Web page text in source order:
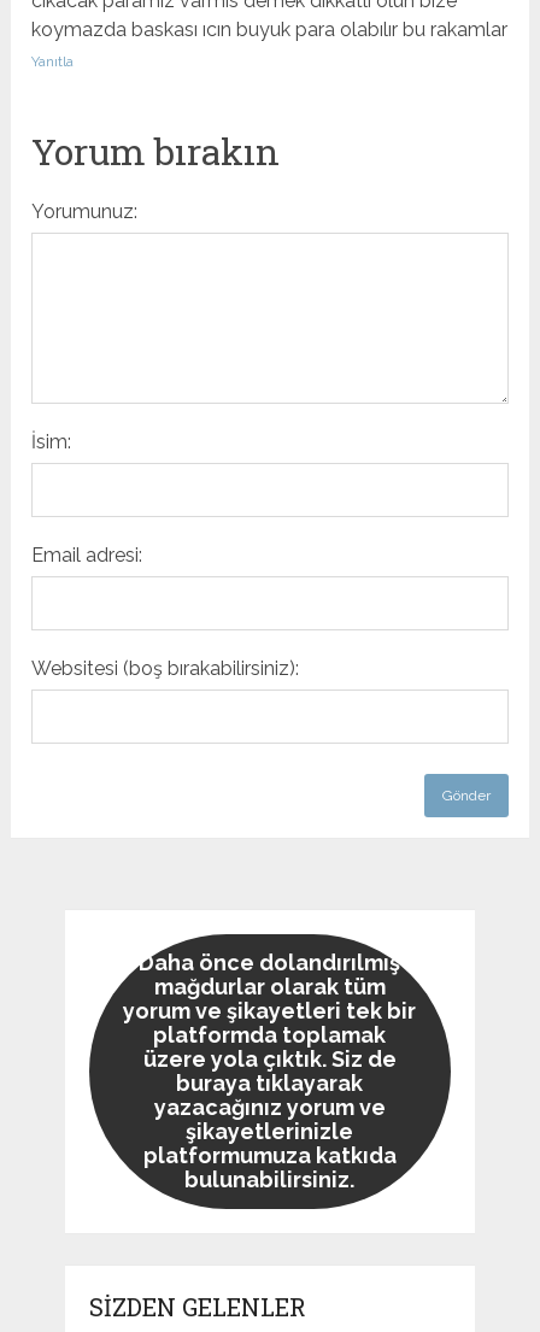
koymazda baskası ıcın buyuk para olabılır bu rakamlar
Yanıtla
Yorum bırakın
Yorumunuz:
İsim:
Email adresi:
Websitesi (boş bırakabilirsiniz):
Daha önce dolandırılmış
mağdurlar olarak tüm
yorum ve şikayetleri tek bir
platformda toplamak
üzere yola çıktık. Siz de
buraya tıklayarak
yazacağınız yorum ve
şikayetlerinizle
platformumuza katkıda
bulunabilirsiniz.
SİZDEN GELENLER